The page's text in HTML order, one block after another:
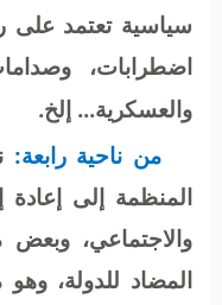
سياسية تعتمد على
اضطرابات،
والعسكرية... إلخ.
من ناحية رابعة:
المنظمة إلى إعادة
والاجتماعي،
المضاد للدولة،